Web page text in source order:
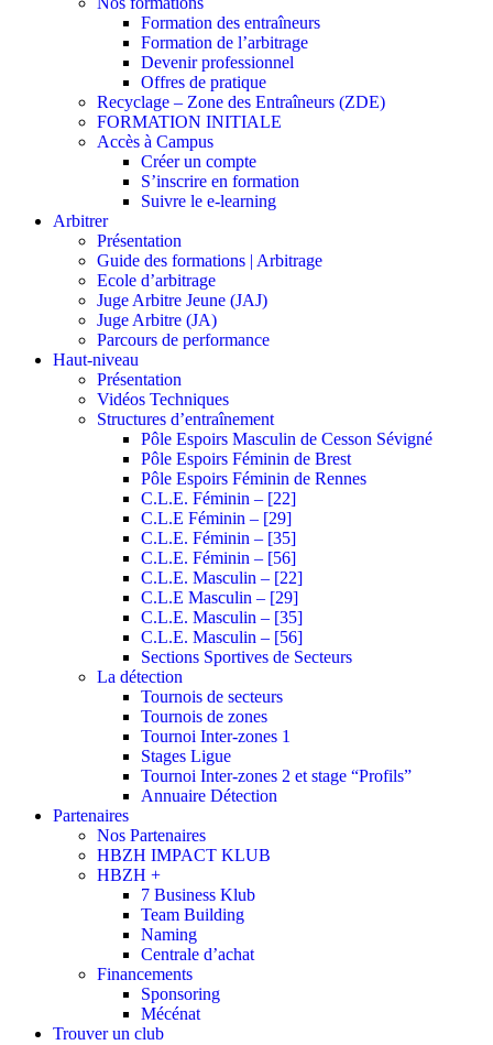
Formation des entraîneurs
Formation de l’arbitrage
Devenir professionnel
Offres de pratique
Recyclage – Zone des Entraîneurs (ZDE)
FORMATION INITIALE
Accès à Campus
Créer un compte
S’inscrire en formation
Suivre le e-learning
Arbitrer
Présentation
Guide des formations | Arbitrage
Ecole d’arbitrage
Juge Arbitre Jeune (JAJ)
Juge Arbitre (JA)
Parcours de performance
Haut-niveau
Présentation
Vidéos Techniques
Structures d’entraînement
Pôle Espoirs Masculin de Cesson Sévigné
Pôle Espoirs Féminin de Brest
Pôle Espoirs Féminin de Rennes
C.L.E. Féminin – [22]
C.L.E Féminin – [29]
C.L.E. Féminin – [35]
C.L.E. Féminin – [56]
C.L.E. Masculin – [22]
C.L.E Masculin – [29]
C.L.E. Masculin – [35]
C.L.E. Masculin – [56]
Sections Sportives de Secteurs
La détection
Tournois de secteurs
Tournois de zones
Tournoi Inter-zones 1
Stages Ligue
Tournoi Inter-zones 2 et stage “Profils”
Annuaire Détection
Partenaires
Nos Partenaires
HBZH IMPACT KLUB
HBZH +
7 Business Klub
Team Building
Naming
Centrale d’achat
Financements
Sponsoring
Mécénat
Trouver un club